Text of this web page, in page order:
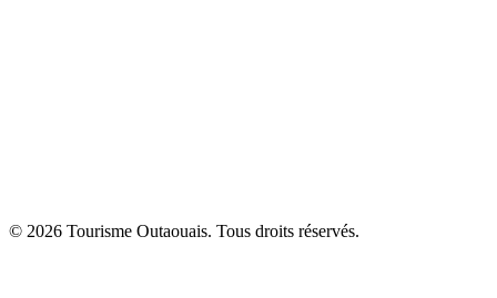
© 2026 Tourisme Outaouais. Tous droits réservés.